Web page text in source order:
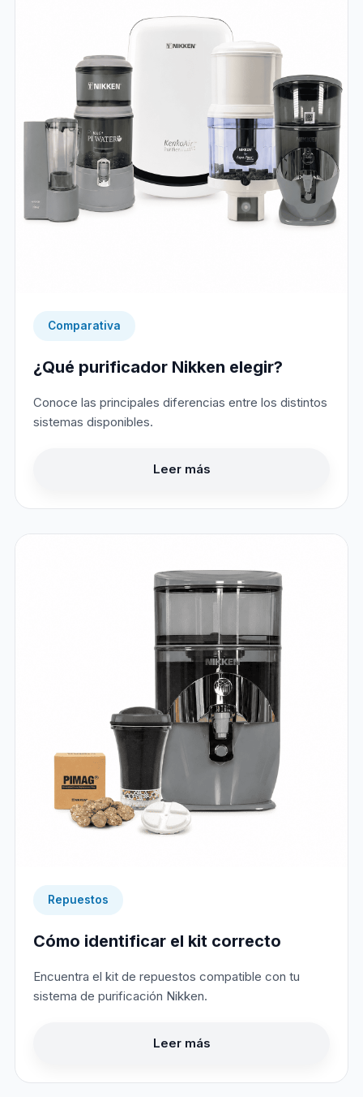
Comparativa
¿Qué purificador Nikken elegir?
Conoce las principales diferencias entre los distintos
sistemas disponibles.
Leer más
Repuestos
Cómo identificar el kit correcto
Encuentra el kit de repuestos compatible con tu
sistema de purificación Nikken.
Leer más